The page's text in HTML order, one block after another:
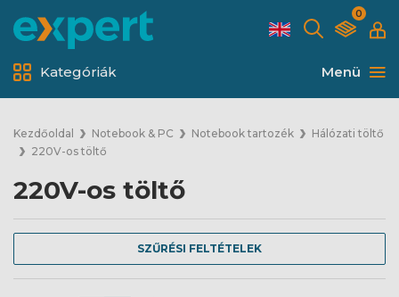
0
Menü
Kategóriák
Kezdőoldal Notebook & PC Notebook tartozék
Hálózati töltő
220V-os töltő
220V-os töltő
SZŰRÉSI FELTÉTELEK